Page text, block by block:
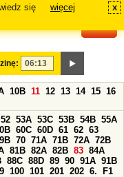
się
więcej x
10B 11 12 13 14 15 16
52 53A 53C 53B 54B 55A
60C 60D 61 62 63
70 71A 71B 72A 72B
81B 82A 82B 83 84A
88C 88D 89 90 91A 91B
100 101 201 202 6.
F1